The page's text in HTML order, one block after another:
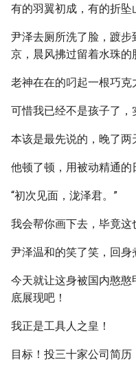
有的羽翼初成，有的折坠
尹泽去厕所洗了脸，踱
京，晨风拂过留着水珠的
老神在在的叼起一根巧克
可惜我已经不是孩子了，
本该是最先说的，晚了两
他顿了顿，用被动精通的
“初次见面，泷泽君。”
我会帮你画下去，毕竟这
尹泽温和的笑了笑，回身
今天就让这身被国内憨
底展现吧！
我正是工具人之皇！
目标！投三十家公司简历